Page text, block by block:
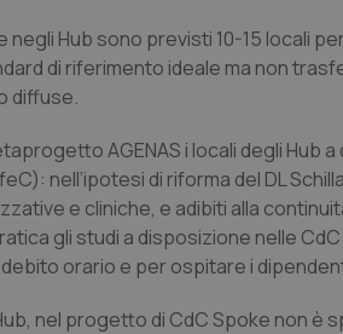
Hub sono previsti 10-15 locali
di riferimento ideale ma non
diffuse.
AGENAS i locali degli
nell’ipotesi di riforma del DL
e cliniche, e adibiti alla
gli studi a disposizione nelle
orario e per ospitare i
nel progetto di CdC Spoke non è